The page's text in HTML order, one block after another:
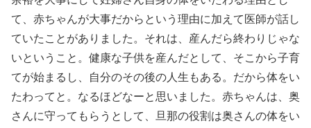
て、赤ちゃんが大事だからという理由に加えて医師が話し
ていたことがありました。それは、産んだら終わりじゃな
いということ。健康な子供を産んだとして、そこから子育
てが始まるし、自分のその後の人生もある。だから体をい
たわってと。なるほどなーと思いました。赤ちゃんは、奥
さんに守ってもらうとして、旦那の役割は奥さんの体をい